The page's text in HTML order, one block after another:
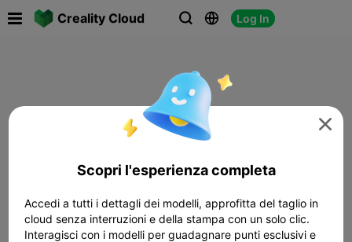
Creality Cloud   Log In

Scopri l'esperienza completa
Accedi a tutti i dettagli dei modelli, approfitta del taglio in
cloud senza interruzioni e della stampa con un solo clic.
Interagisci con i modelli per guadagnare punti esclusivi e